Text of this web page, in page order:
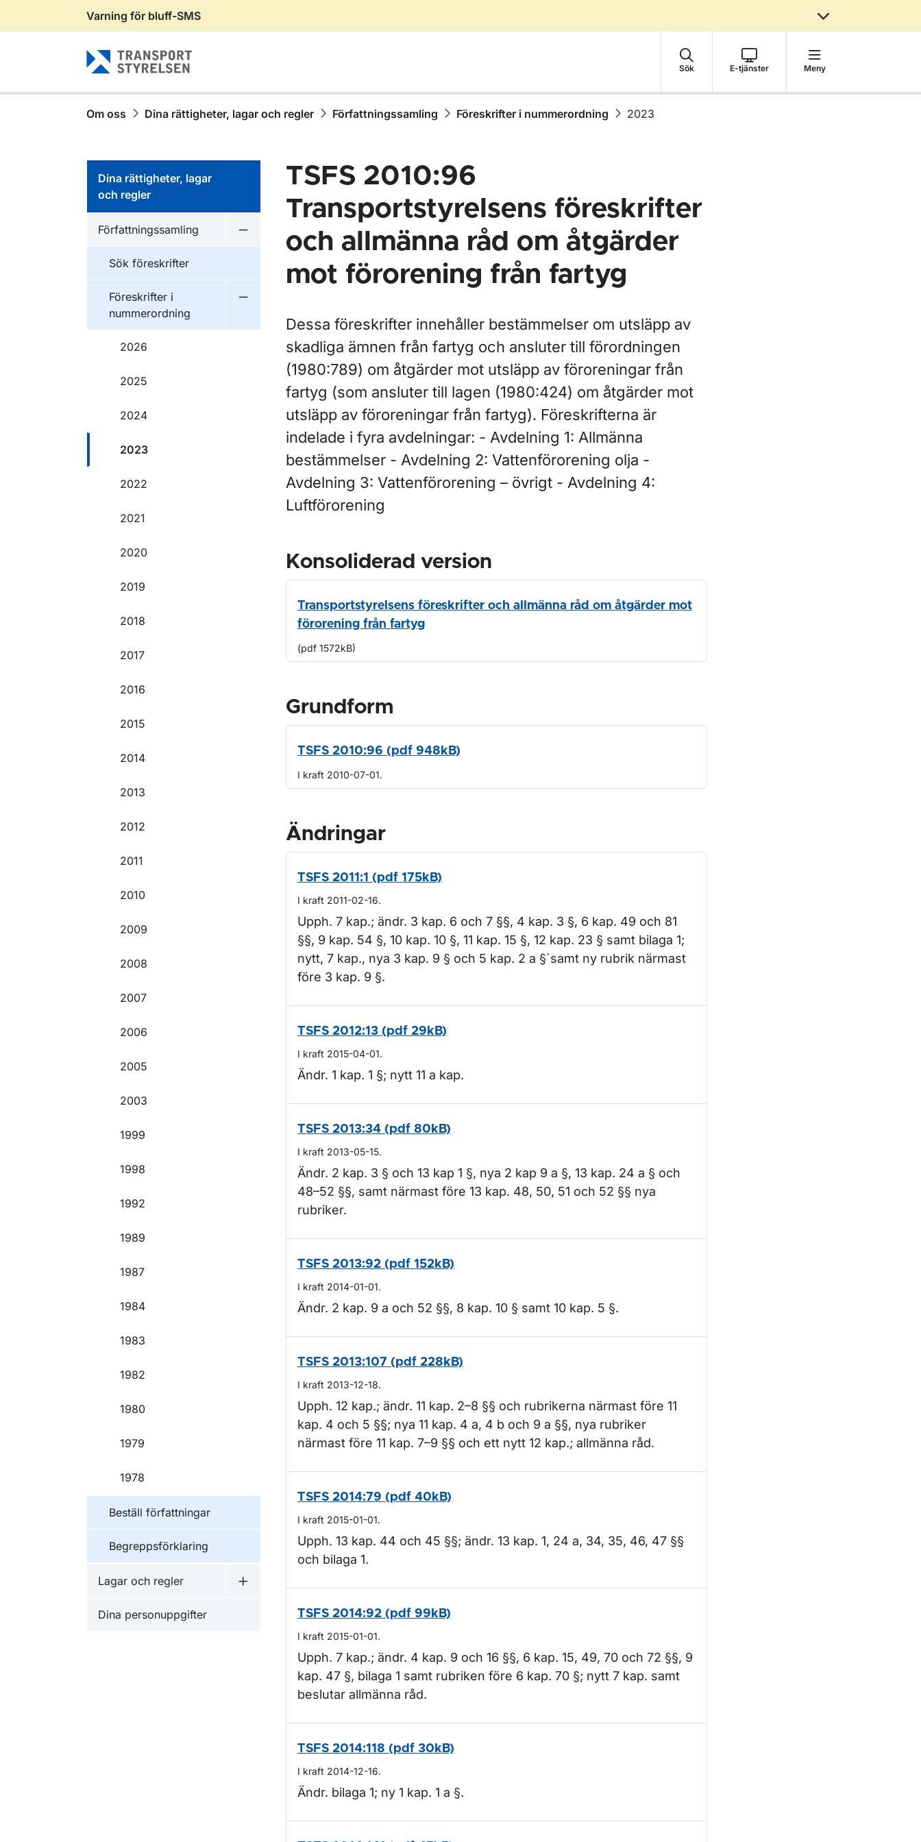
Gå till sidans innehåll
Varning för bluff-SMS
Sök E-tjänster Meny
Om oss Dina rättigheter, lagar och regler Författningssamling Föreskrifter i nummerordning 2023
Dina rättigheter, lagar
och regler
Författningssamling
Undermeny för Författningssamling
Sök föreskrifter
Föreskrifter i
nummerordning
2026
2025
2024
2023
2022
2021
2020
2019
2018
2017
2016
2015
2014
2013
2012
2011
2010
2009
2008
2007
2006
2005
2003
1999
1998
1992
1989
1987
1984
1983
1982
1980
1979
1978
Beställ författningar
Begreppsförklaring
Lagar och regler
Undermeny för Lagar och regler
Dina personuppgifter
TSFS 2010:96
Transportstyrelsens föreskrifter
och allmänna råd om åtgärder
mot förorening från fartyg
Dessa föreskrifter innehåller bestämmelser om utsläpp av
skadliga ämnen från fartyg och ansluter till förordningen
(1980:789) om åtgärder mot utsläpp av föroreningar från
fartyg (som ansluter till lagen (1980:424) om åtgärder mot
utsläpp av föroreningar från fartyg). Föreskrifterna är
indelade i fyra avdelningar: - Avdelning 1: Allmänna
bestämmelser - Avdelning 2: Vattenförorening olja -
Avdelning 3: Vattenförorening – övrigt - Avdelning 4:
Luftförorening
Konsoliderad version
Transportstyrelsens föreskrifter och allmänna råd om åtgärder mot
förorening från fartyg
(pdf 1572kB)
Grundform
TSFS 2010:96 (pdf 948kB)
I kraft 2010-07-01.
Ändringar
TSFS 2011:1 (pdf 175kB)
I kraft 2011-02-16.
Upph. 7 kap.; ändr. 3 kap. 6 och 7 §§, 4 kap. 3 §, 6 kap. 49 och 81
§§, 9 kap. 54 §, 10 kap. 10 §, 11 kap. 15 §, 12 kap. 23 § samt bilaga 1;
nytt, 7 kap., nya 3 kap. 9 § och 5 kap. 2 a §´samt ny rubrik närmast
före 3 kap. 9 §.
TSFS 2012:13 (pdf 29kB)
I kraft 2015-04-01.
Ändr. 1 kap. 1 §; nytt 11 a kap.
TSFS 2013:34 (pdf 80kB)
I kraft 2013-05-15.
Ändr. 2 kap. 3 § och 13 kap 1 §, nya 2 kap 9 a §, 13 kap. 24 a § och
48–52 §§, samt närmast före 13 kap. 48, 50, 51 och 52 §§ nya
rubriker.
TSFS 2013:92 (pdf 152kB)
I kraft 2014-01-01.
Ändr. 2 kap. 9 a och 52 §§, 8 kap. 10 § samt 10 kap. 5 §.
TSFS 2013:107 (pdf 228kB)
I kraft 2013-12-18.
Upph. 12 kap.; ändr. 11 kap. 2–8 §§ och rubrikerna närmast före 11
kap. 4 och 5 §§; nya 11 kap. 4 a, 4 b och 9 a §§, nya rubriker
närmast före 11 kap. 7–9 §§ och ett nytt 12 kap.; allmänna råd.
TSFS 2014:79 (pdf 40kB)
I kraft 2015-01-01.
Upph. 13 kap. 44 och 45 §§; ändr. 13 kap. 1, 24 a, 34, 35, 46, 47 §§
och bilaga 1.
TSFS 2014:92 (pdf 99kB)
I kraft 2015-01-01.
Upph. 7 kap.; ändr. 4 kap. 9 och 16 §§, 6 kap. 15, 49, 70 och 72 §§, 9
kap. 47 §, bilaga 1 samt rubriken före 6 kap. 70 §; nytt 7 kap. samt
beslutar allmänna råd.
TSFS 2014:118 (pdf 30kB)
I kraft 2014-12-16.
Ändr. bilaga 1; ny 1 kap. 1 a §.